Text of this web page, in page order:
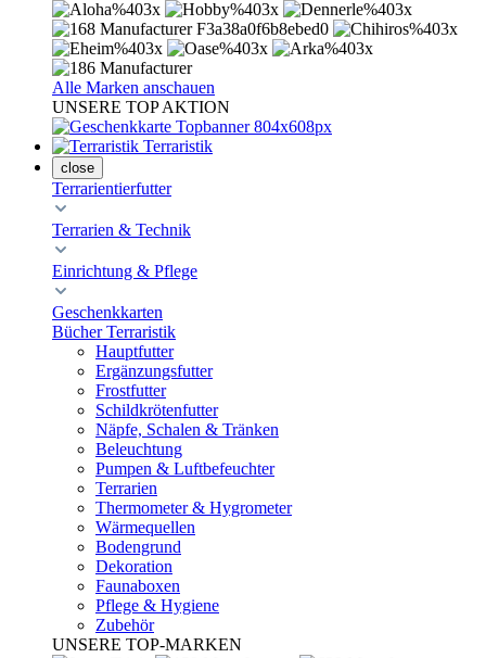
Alle Marken anschauen
UNSERE TOP AKTION
Terraristik
close
Terrarientierfutter
Terrarien & Technik
Einrichtung & Pflege
Geschenkkarten
Bücher Terraristik
Hauptfutter
Ergänzungsfutter
Frostfutter
Schildkrötenfutter
Näpfe, Schalen & Tränken
Beleuchtung
Pumpen & Luftbefeuchter
Terrarien
Thermometer & Hygrometer
Wärmequellen
Bodengrund
Dekoration
Faunaboxen
Pflege & Hygiene
Zubehör
UNSERE TOP-MARKEN